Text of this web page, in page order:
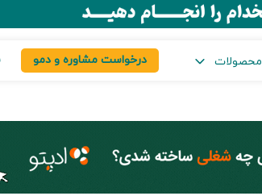
محصولات درخواست مشاوره و دمو